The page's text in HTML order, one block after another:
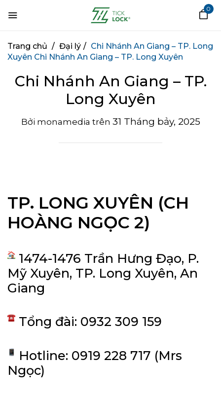
0
Trang chủ / Đại lý / Chi Nhánh An Giang – TP. Long
Xuyên Chi Nhánh An Giang – TP. Long Xuyên
Chi Nhánh An Giang – TP.
Long Xuyên
Bởi monamedia trên 31 Tháng bảy, 2025
TP. LONG XUYÊN (CH
HOÀNG NGỌC 2)
1474-1476 Trần Hưng Đạo, P.
Mỹ Xuyên, TP. Long Xuyên, An
Giang
Tổng đài: 0932 309 159
Hotline: 0919 228 717 (Mrs
Ngọc)